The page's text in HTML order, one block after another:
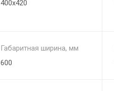
400х420
Габаритная ширина, мм
600